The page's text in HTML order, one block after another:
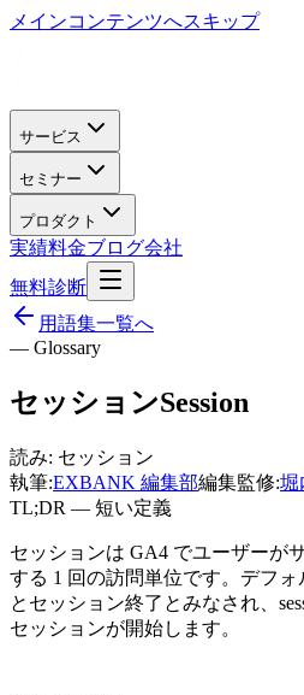
メインコンテンツへスキップ
サービス
セミナー
プロダクト
実績料金ブログ会社
無料診断
用語集一覧へ
— Glossary
セッションSession
読み: セッション
執筆:EXBANK 編集部編集監修:堀
TL;DR — 短い定義
セッションは GA4 でユーザーが
する 1 回の訪問単位です。デフ
とセッション終了とみなされ、
セッションが開始します。